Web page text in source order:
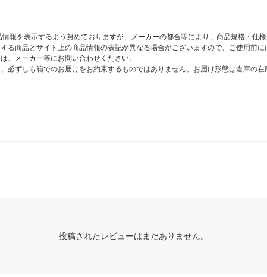
報を表示するよう努めておりますが、メーカーの都合等により、商品規格・仕
る商品とサイト上の商品情報の表記が異なる場合がございますので、ご使用前
、メーカー等にお問い合わせください。
必ずしも箱でのお届けをお約束するものではありません。お届け形態は倉庫の
投稿されたレビューはまだありません。